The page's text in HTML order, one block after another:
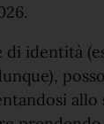
di identità